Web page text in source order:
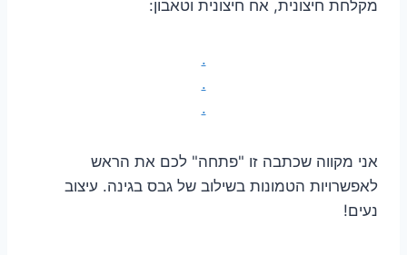
מקלחת חיצונית, אח חיצונית וטאבון:
.
.
.
אני מקווה שכתבה זו "פתחה" לכם את הראש
לאפשרויות הטמונות בשילוב של גבס בגינה. עיצוב
נעים!